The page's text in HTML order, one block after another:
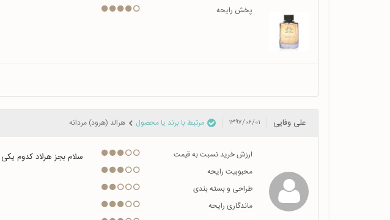
پخش رایحه
علی وفایی ۱۳۹۷/۰۶/۰۱ مرتبط با برند یا محصول هرالد (هرود) مردانه
ارزش خرید نسبت به قیمت
محبوبیت رایحه
طراحی و بسته بندی
ماندگاری رایحه
سلام بجز هرلاد کدوم